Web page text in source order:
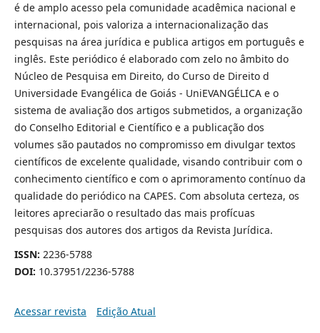
é de amplo acesso pela comunidade acadêmica nacional e
internacional, pois valoriza a internacionalização das
pesquisas na área jurídica e publica artigos em português e
inglês. Este periódico é elaborado com zelo no âmbito do
Núcleo de Pesquisa em Direito, do Curso de Direito d
Universidade Evangélica de Goiás - UniEVANGÉLICA e o
sistema de avaliação dos artigos submetidos, a organização
do Conselho Editorial e Científico e a publicação dos
volumes são pautados no compromisso em divulgar textos
científicos de excelente qualidade, visando contribuir com o
conhecimento científico e com o aprimoramento contínuo da
qualidade do periódico na CAPES. Com absoluta certeza, os
leitores apreciarão o resultado das mais profícuas
pesquisas dos autores dos artigos da Revista Jurídica.
ISSN: 2236-5788
DOI: 10.37951/2236-5788
Acessar revista Edição Atual